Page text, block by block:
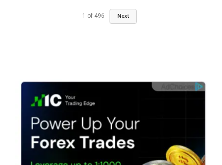
1 of 496 Next